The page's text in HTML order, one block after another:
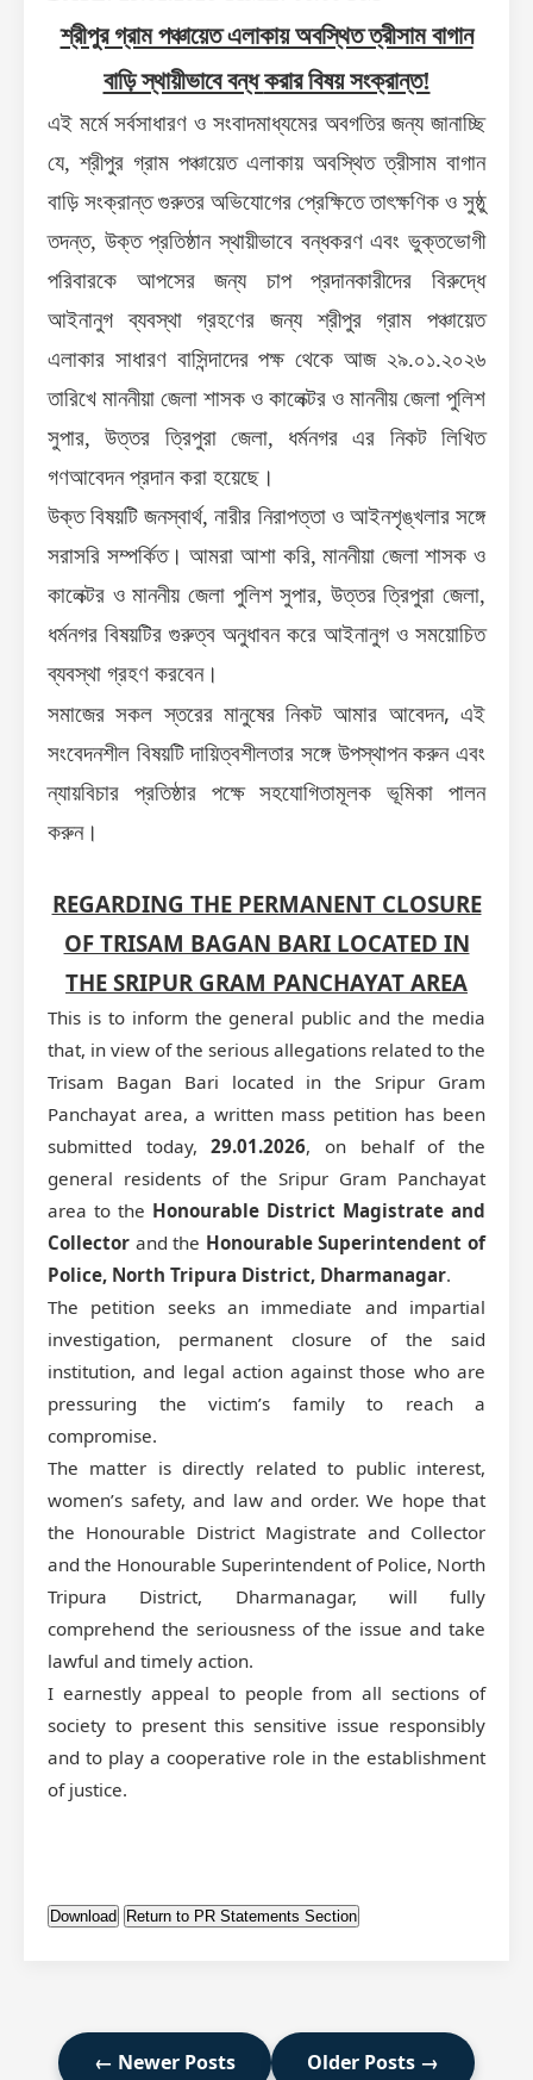
শ্রীপুর গ্রাম পঞ্চায়েত এলাকায় অবস্থিত ত্রীসাম বাগান
বাড়ি স্থায়ীভাবে বন্ধকরার বিষয় সংক্রান্ত!
এই মর্মে সর্বসাধারণ ও সংবাদমাধ্যমের অবগতির জন্য জানাচ্ছি
যে,শ্রীপুর গ্রাম পঞ্চায়েত এলাকায় অবস্থিত ত্রীসাম বাগান
বাড়ি সংক্রান্ত গুরুতর অভিযোগের প্রেক্ষিতে তাৎক্ষণিক ও সুষ্ঠু
তদন্ত, উক্ত প্রতিষ্ঠান স্থায়ীভাবে বন্ধকরণ এবং ভুক্তভোগী
পরিবারকে আপসের জন্য চাপ প্রদানকারীদের বিরুদ্ধে
আইনানুগ ব্যবস্থা গ্রহণের জন্য শ্রীপুর গ্রাম পঞ্চায়েত
এলাকার সাধারণ বাসিন্দাদের পক্ষ থেকেআজ ২৯.০১.২০২৬
তারিখে মাননীয়া জেলা শাসক ও কালেক্টর ও মাননীয় জেলা পুলিশ
সুপার,উত্তর ত্রিপুরা জেলা, ধর্মনগরএর নিকটলিখিত
গণআবেদনপ্রদান করা হয়েছে।
উক্ত বিষয়টি জনস্বার্থ,নারীর নিরাপত্তা ও আইনশৃঙ্খলার সঙ্গে
সরাসরি সম্পর্কিত।আমরা আশা করি,মাননীয়া জেলা শাসক ও
কালেক্টর ওমাননীয় জেলা পুলিশ সুপার, উত্তর ত্রিপুরা জেলা,
ধর্মনগর বিষয়টির গুরুত্ব অনুধাবন করে আইনানুগ ও সময়োচিত
ব্যবস্থা গ্রহণ করবেন।
সমাজের সকল স্তরের মানুষের নিকট আমার আবেদন,এই
সংবেদনশীল বিষয়টি দায়িত্বশীলতার সঙ্গে উপস্থাপন করুন এবং
ন্যায়বিচার প্রতিষ্ঠার পক্ষে সহযোগিতামূলক ভূমিকা পালন
করুন।
REGARDING THE PERMANENT CLOSURE
OF TRISAM BAGAN BARI LOCATED IN
THE SRIPUR GRAM PANCHAYAT AREA
This is to inform the general public and the media
that, in view of the serious allegations related to the
Trisam Bagan Bari located in the Sripur Gram
Panchayat area, a written mass petition has been
submitted today,29.01.2026, on behalf of the
general residents of the Sripur Gram Panchayat
area to the Honourable District Magistrate and
Collector and the Honourable Superintendent of
Police, North Tripura District, Dharmanagar.
The petition seeks an immediate and impartial
investigation, permanent closure of the said
institution, and legal action against those who are
pressuring the victim’s family to reach a
compromise.
The matter is directly related to public interest,
women’s safety, and law and order. We hope that
the Honourable District Magistrate and Collector
and the Honourable Superintendent of Police, North
Tripura District, Dharmanagar, will fully
comprehend the seriousness of the issue and take
lawful and timely action.
I earnestly appeal to people from all sections of
society to present this sensitive issue responsibly
and to play a cooperative role in the establishment
of justice.
Download Return to PR Statements Section
← Newer Posts Older Posts →